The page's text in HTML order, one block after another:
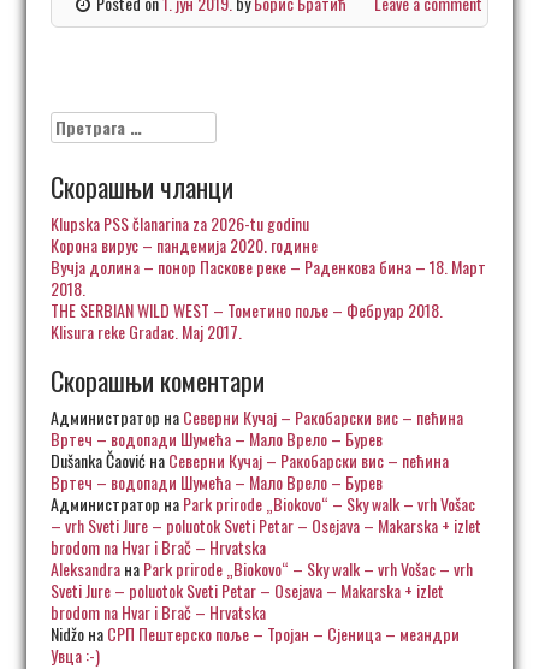
Претрага
за:
Скорашњи чланци
Klupska PSS članarina za 2026-tu godinu
Корона вирус – пандемија 2020. године
Вучја долина – понор Паскове реке – Раденкова бина – 18. Март
2018.
THE SERBIAN WILD WEST – Тометино поље – Фебруар 2018.
Klisura reke Gradac. Maj 2017.
Скорашњи коментари
Администратор наСеверни Кучај – Ракобарски вис – пећина
Вртеч – водопади Шумећа – Мало Врело – Бурев
Dušanka ČaovićнаСеверни Кучај – Ракобарски вис – пећина
Вртеч – водопади Шумећа – Мало Врело – Бурев
Администратор наPark prirode „Biokovo“ – Sky walk – vrh Vošac
– vrh Sveti Jure – poluotok Sveti Petar – Osejava – Makarska + izlet
brodom na Hvar i Brač – Hrvatska
AleksandraнаPark prirode „Biokovo“ – Sky walk – vrh Vošac – vrh
Sveti Jure – poluotok Sveti Petar – Osejava – Makarska + izlet
brodom na Hvar i Brač – Hrvatska
NidžoнаСРП Пештерско поље – Тројан – Сјеница – меандри
Увца :-)